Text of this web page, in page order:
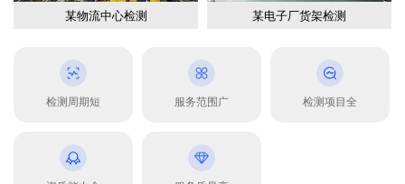
某物流中心检测 某电子厂货架检测
检测周期短 服务范围广 检测项目全